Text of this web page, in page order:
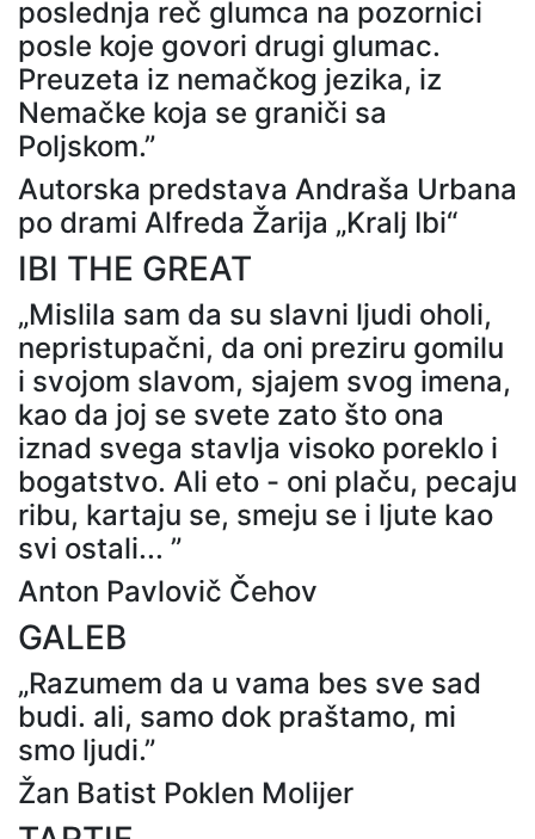
poslednja reč glumca na pozornici
posle koje govori drugi glumac.
Preuzeta iz nemačkog jezika, iz
Nemačke koja se graniči sa
Poljskom.”
Autorska predstava Andraša Urbana
po drami Alfreda Žarija „Kralj Ibi“
IBI THE GREAT
„Mislila sam da su slavni ljudi oholi,
nepristupačni, da oni preziru gomilu
i svojom slavom, sjajem svog imena,
kao da joj se svete zato što ona
iznad svega stavlja visoko poreklo i
bogatstvo. Ali eto - oni plaču, pecaju
ribu, kartaju se, smeju se i ljute kao
svi ostali... ”
Anton Pavlovič Čehov
GALEB
„Razumem da u vama bes sve sad
budi. ali, samo dok praštamo, mi
smo ljudi.”
Žan Batist Poklen Molijer